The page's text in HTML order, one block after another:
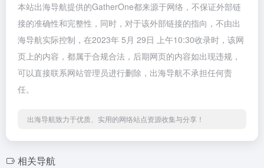
本站出海导航提供的GatherOne都来源于网络，不保证外部链
接的准确性和完整性，同时，对于该外部链接的指向，不由出
海导航实际控制，在2023年 5月 29日 上午10:30收录时，该网
页上的内容，都属于合规合法，后期网页的内容如出现违规，
可以直接联系网站管理员进行删除，出海导航不承担任何责
任。
出海导航致力于优质、实用的网络站点资源收集与分享！
相关导航